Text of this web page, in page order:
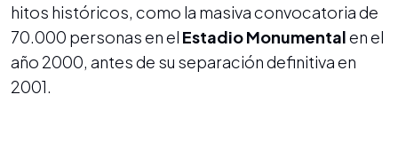
hitos históricos, como la masiva convocatoria de
70.000 personas en el Estadio Monumentalen el
año 2000, antes de su separación definitiva en
2001.